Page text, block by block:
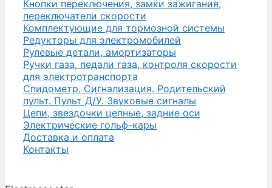
Кнопки переключения, замки зажигания,
переключатели скорости
Комплектующие для тормозной системы
Редукторы для электромобилей
Рулевые детали, амортизаторы
Ручки газа, педали газа, контроля скорости
для электротранспорта
Спидометр. Сигнализация. Родительский
пульт. Пульт Д/У. Звуковые сигналы
Цепи, звездочки цепные, задние оси
Электрические гольф-кары
Доставка и оплата
Контакты